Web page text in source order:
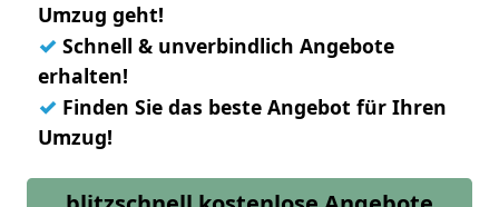
Umzug geht!
✓ Schnell & unverbindlich Angebote
erhalten!
✓ Finden Sie das beste Angebot für Ihren
Umzug!